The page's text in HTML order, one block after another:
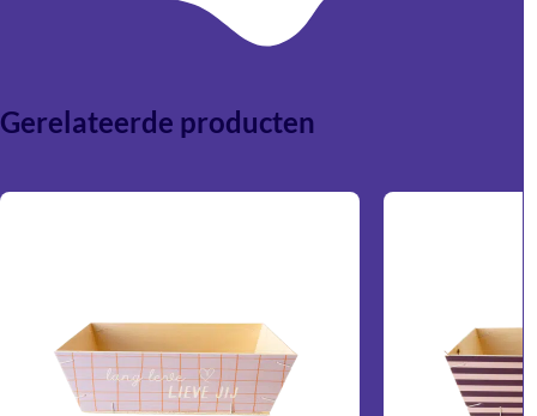
Gerelateerde producten